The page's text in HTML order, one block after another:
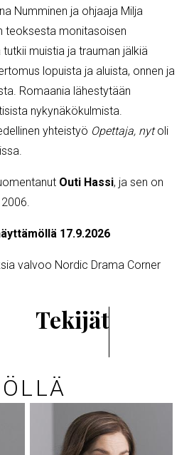
Numminen ja ohjaaja Milja
teoksesta monitasoisen
muistia ja trauman jälkiä
lopuista ja aluista, onnen ja
Romaania lähestytään
nykynäkökulmista.
yhteistyö Opettaja, nytoli
Outi Hassi, ja sen on
17.9.2026
valvoo Nordic Drama Corner
Tekijät